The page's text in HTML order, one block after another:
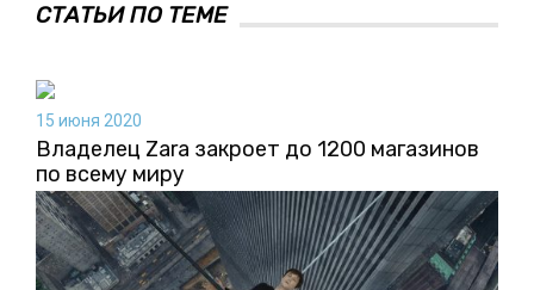
СТАТЬИ ПО ТЕМЕ
15 июня 2020
Владелец Zara закроет до 1200 магазинов
по всему миру